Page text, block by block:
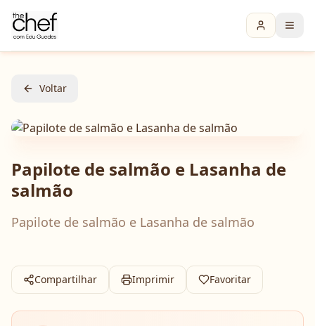
Voltar
Papilote de salmão e Lasanha de
salmão
Papilote de salmão e Lasanha de salmão
Compartilhar Imprimir Favoritar